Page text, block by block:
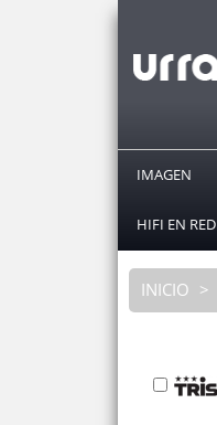
IMAGEN
HIFI EN RED
INICIO